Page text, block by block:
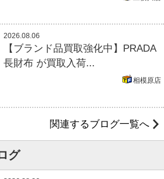
2026.08.06
【ブランド品買取強化中】PRADA
長財布 が買取入荷...
相模原店
関連するブログ一覧へ
グ